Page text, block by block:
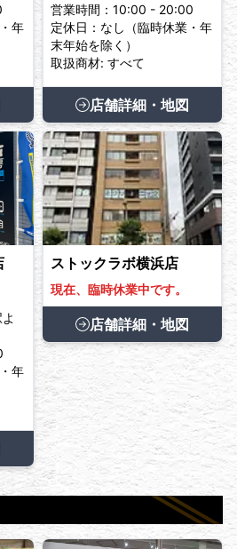
年
営業時間：10:00 - 20:00
定休日：なし（臨時休業・年
末年始を除く）
取扱商材: すべて
店舗詳細・地図
年
ストックラボ横浜店
現在、臨時休業中です。
店舗詳細・地図